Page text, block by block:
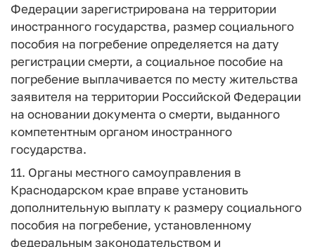
Федерации зарегистрирована на территории
иностранного государства, размер социального
пособия на погребение определяется на дату
регистрации смерти, а социальное пособие на
погребение выплачивается по месту жительства
заявителя на территории Российской Федерации
на основании документа о смерти, выданного
компетентным органом иностранного
государства.
11. Органы местного самоуправления в
Краснодарском крае вправе установить
дополнительную выплату к размеру социального
пособия на погребение, установленному
федеральным законодательством и